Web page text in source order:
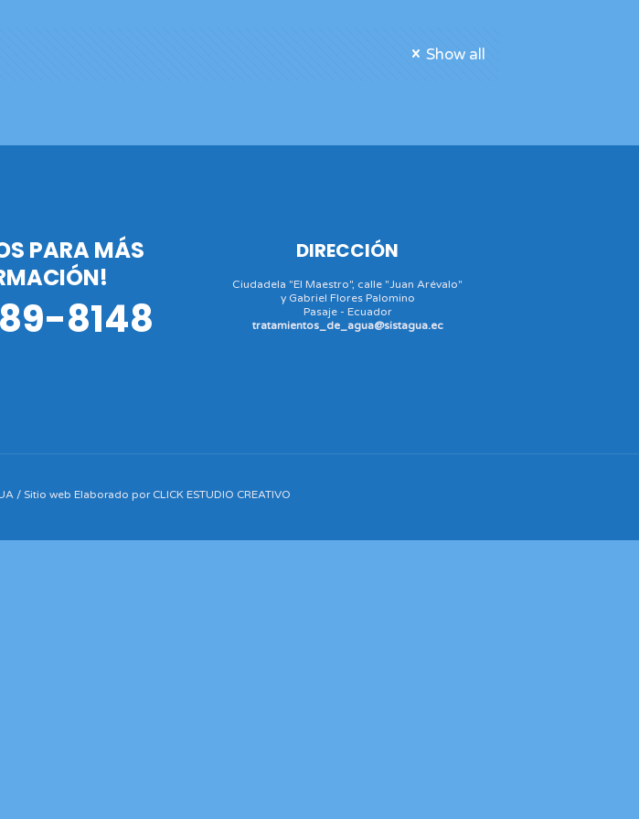
Show all
PARA MÁS
8148
DIRECCIÓN
Ciudadela "El Maestro", calle "Juan Arévalo"
y Gabriel Flores Palomino
Pasaje - Ecuador
tratamientos_de_agua@sistagua.ec
/ Sitio web Elaborado por CLICK ESTUDIO CREATIVO